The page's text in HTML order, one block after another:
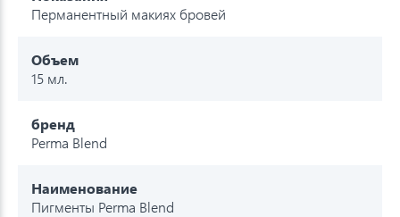
Перманентный макиях бровей
Объем
15 мл.
бренд
Perma Blend
Наименование
Пигменты Perma Blend